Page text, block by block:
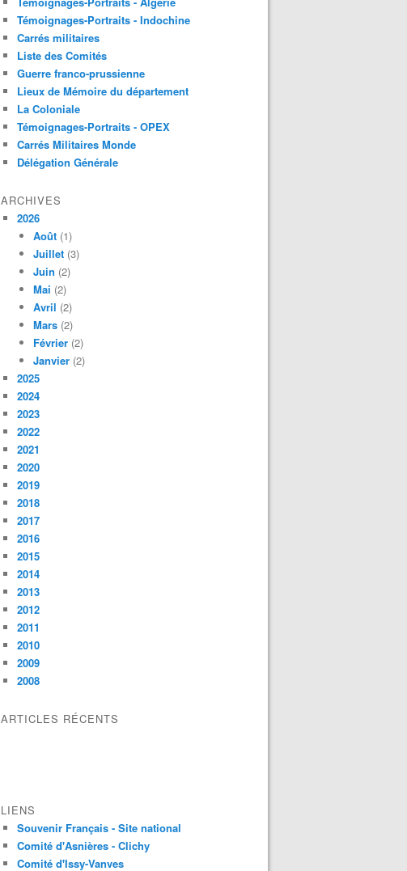
Témoignages-Portraits - Indochine
Carrés militaires
Liste des Comités
Guerre franco-prussienne
Lieux de Mémoire du département
La Coloniale
Témoignages-Portraits - OPEX
Carrés Militaires Monde
Délégation Générale
ARCHIVES
2026
Août (1)
Juillet (3)
Juin (2)
Mai (2)
Avril (2)
Mars (2)
Février (2)
Janvier (2)
2025
2024
2023
2022
2021
2020
2019
2018
2017
2016
2015
2014
2013
2012
2011
2010
2009
2008
ARTICLES RÉCENTS
LIENS
Souvenir Français - Site national
Comité d'Asnières - Clichy
Comité d'Issy-Vanves